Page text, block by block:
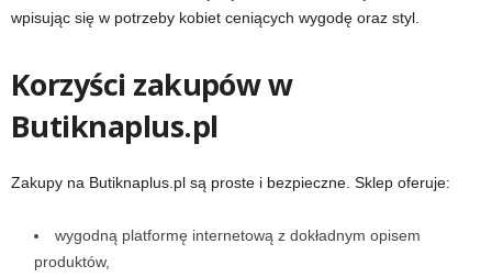
wpisując się w potrzeby kobiet ceniących wygodę oraz styl.
Korzyści zakupów w
Butiknaplus.pl
Zakupy na Butiknaplus.pl są proste i bezpieczne. Sklep oferuje:
wygodną platformę internetową z dokładnym opisem
produktów,